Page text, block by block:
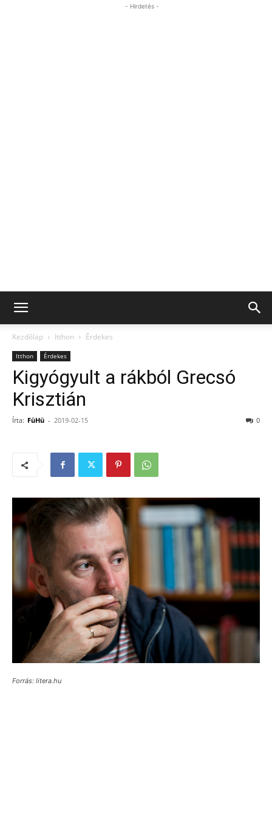
- Hirdetés -
Kezdőlap Itthon Érdekes
Itthon Érdekes
Kigyógyult a rákból Grecsó
Krisztián
Írta: FüHü - 2019-02-15 0
Forrás: litera.hu